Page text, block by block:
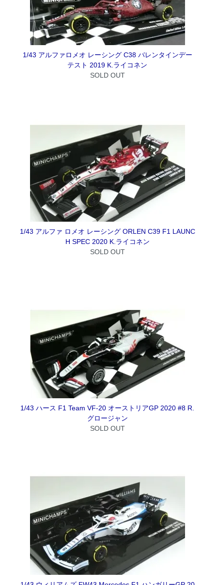
1/43 アルファロメオ レーシング C38 バレンタインデー
テスト 2019 K.ライコネン
SOLD OUT
1/43 アルファ ロメオ レーシング ORLEN C39 F1 LAUNC
H SPEC 2020 K.ライコネン
SOLD OUT
1/43 ハース F1 Team VF-20 オーストリアGP 2020 #8 R.
グロージャン
SOLD OUT